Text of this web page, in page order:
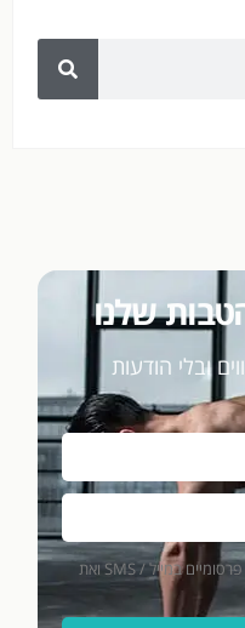
שלנו
ובלי הודעות
בהרשמה אני מאשר/ת קבלת מסרים פרסומיים במייל / SMS ואת